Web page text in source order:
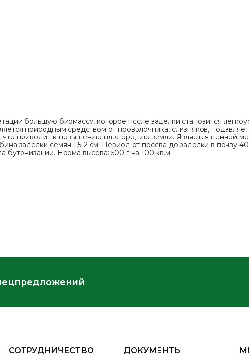
большую биомассу, которое после заделки становится
природным средством от проволочника, слизняков,
приводит к повышению плодородию земли. Является ценной
заделки семян 1,5-2 см. Период от посева до заделки в почву
бутонизации. Норма высева: 500 г на 100 кв.м.
СОТРУДНИЧЕСТВО ДОКУМЕНТЫ